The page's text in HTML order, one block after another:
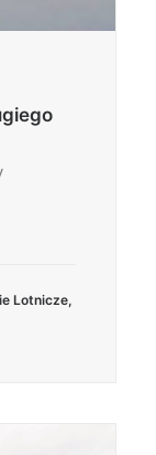
Lotnicze,